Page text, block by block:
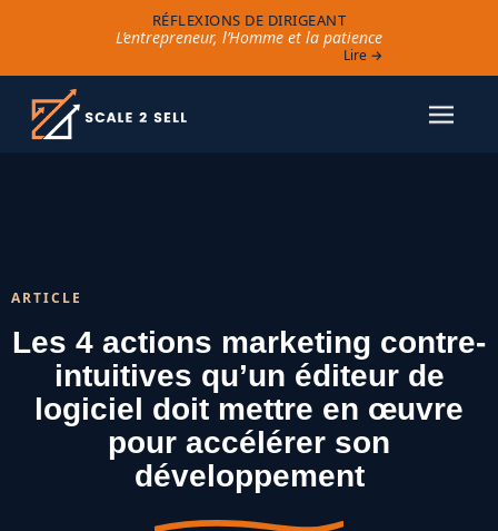
RÉFLEXIONS DE DIRIGEANT
L’entrepreneur, l’Homme et la patience
Lire →
ARTICLE
Les 4 actions marketing contre-
intuitives qu’un éditeur de
logiciel doit mettre en œuvre
pour accélérer son
développement